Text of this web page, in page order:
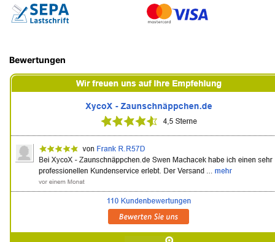
Bewertungen